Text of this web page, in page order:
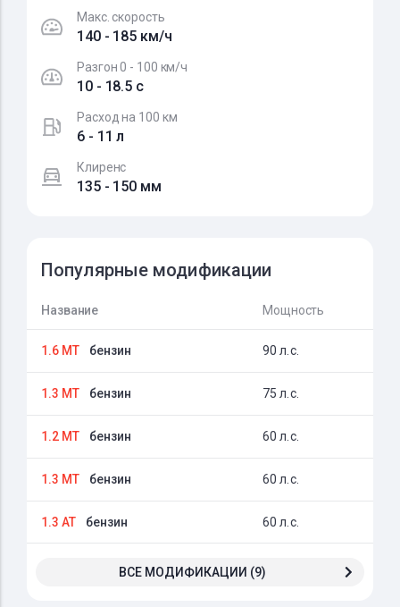
Макс. скорость
140 - 185 км/ч
Разгон 0 - 100 км/ч
10 - 18.5 c
Расход на 100 км
6 - 11 л
Клиренс
135 - 150 мм
Популярные модификации
Название Мощность
1.6 MT бензин 90 л.с.
1.3 MT бензин 75 л.с.
1.2 MT бензин 60 л.с.
1.3 MT бензин 60 л.с.
1.3 AT бензин 60 л.с.
ВСЕ МОДИФИКАЦИИ (9)